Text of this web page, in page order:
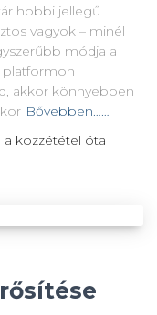
hobbi jellegű
vagyok – minél
módja a
platformon
akkor könnyebben
Bővebben……
a közzététel óta